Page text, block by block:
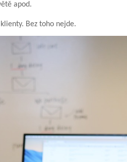
apod.
Bez toho nejde.